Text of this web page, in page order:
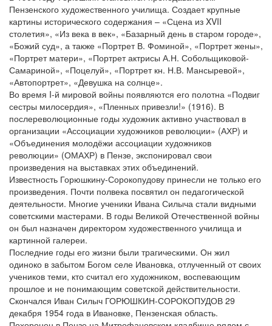
Пензенского художественного училища. Создает крупные
картины исторического содержания – «Сцена из XVII
столетия», «Из века в век», «Базарный день в старом городе»,
«Божий суд», а также «Портрет В. Фоминой», «Портрет жены»,
«Портрет матери», «Портрет актрисы А.Н. Собольщиковой-
Самариной», «Поцелуй», «Портрет кн. Н.В. Мансыревой»,
«Автопортрет», «Девушка на солнце».
Во время I-й мировой войны появляются его полотна «Подвиг
сестры милосердия», «Пленных привезли!» (1916). В
послереволюционные годы художник активно участвовал в
организации «Ассоциации художников революции» (АХР) и
«Объединения молодёжи ассоциации художников
революции» (ОМАХР) в Пензе, экспонировал свои
произведения на выставках этих объединений.
Известность Горюшкину-Сорокопудову принесли не только его
произведения. Почти полвека посвятил он педагогической
деятельности. Многие ученики Ивана Силыча стали видными
советскими мастерами. В годы Великой Отечественной войны
он был назначен директором художественного училища и
картинной галереи.
Последние годы его жизни были трагическими. Он жил
одиноко в забытом Богом селе Ивановка, отлученный от своих
учеников теми, кто считал его художником, воспевающим
прошлое и не понимающим советской действительности.
Скончался Иван Силыч ГОРЮШКИН-СОРОКОПУДОВ 29
декабря 1954 года в Ивановке, Пензенская область.